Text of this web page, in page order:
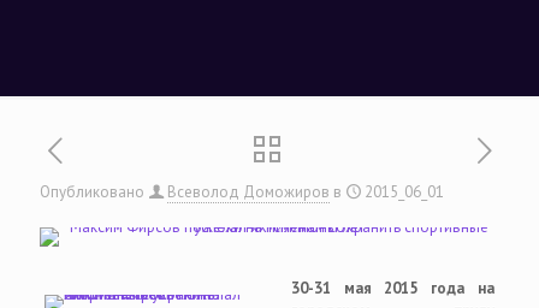
Опубликовано Всеволод Доможиров в 2015_06_01
30-31 мая 2015 года на